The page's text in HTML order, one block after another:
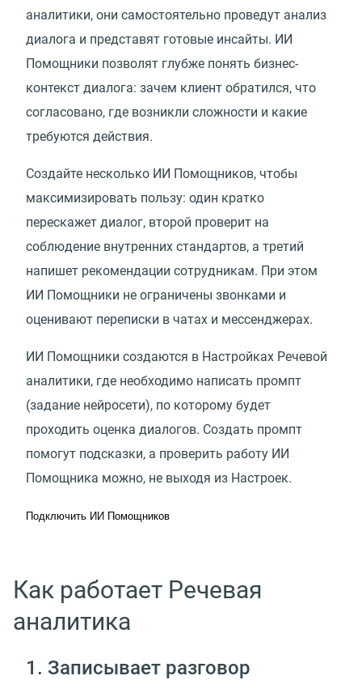
аналитики, они самостоятельно проведут анализ
диалога и представят готовые инсайты. ИИ
Помощники позволят глубже понять бизнес-
контекст диалога: зачем клиент обратился, что
согласовано, где возникли сложности и какие
требуются действия.
Создайте несколько ИИ Помощников, чтобы
максимизировать пользу: один кратко
перескажет диалог, второй проверит на
соблюдение внутренних стандартов, а третий
напишет рекомендации сотрудникам. При этом
ИИ Помощники не ограничены звонками и
оценивают переписки в чатах и мессенджерах.
ИИ Помощники создаются в Настройках Речевой
аналитики, где необходимо написать промпт
(задание нейросети), по которому будет
проходить оценка диалогов. Создать промпт
помогут подсказки, а проверить работу ИИ
Помощника можно, не выходя из Настроек.
Подключить ИИ Помощников
Как работает Речевая
аналитика
1. Записывает разговор